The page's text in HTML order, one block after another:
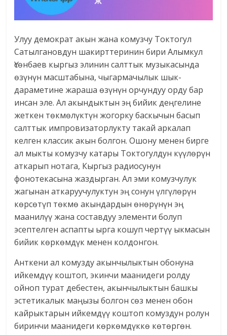
Улуу демократ акын жана комузчу Токтогул
Сатылгановдун шакирттеринин бири Алымкул
Үсөнбаев кыргыз элинин салттык музыкасында
өзүнүн масштабына, чыгармачылык шык-
дараметине жараша өзүнүн орчундуу орду бар
инсан эле. Ал акындыктын эң бийик деңгелине
жеткен төкмөлүктүн жогорку баскычын басып
салттык импровизаторлукту такай аркалап
келген классик акын болгон. Ошону менен бирге
ал мыкты комузчу катары Токтогулдун күүлөрүн
аткарып нотага, Кыргыз радиосунун
фонотекасына жаздырган. Ал эми комузчулук
жагынан аткаруучулуктун эң сонун үлгүлөрүн
көрсөтүп төкмө акындардын өнөрүнүн эң
маанилүү жана составдуу элементи болуп
эсептелген аспапты ырга кошуп чертүү ыкмасын
бийик көркөмдүк менен колдонгон.
Анткени ал комузду акынчылыктын обонуна
ийкемдүү коштоп, экинчи маанидеги ролду
ойноп турат дебестен, акынчылыктын башкы
эстетикалык маңызы болгон сөз менен обон
кайрыктарын ийкемдүү коштоп комуздун ролун
биринчи маанидеги көркөмдүккө көтөргөн.